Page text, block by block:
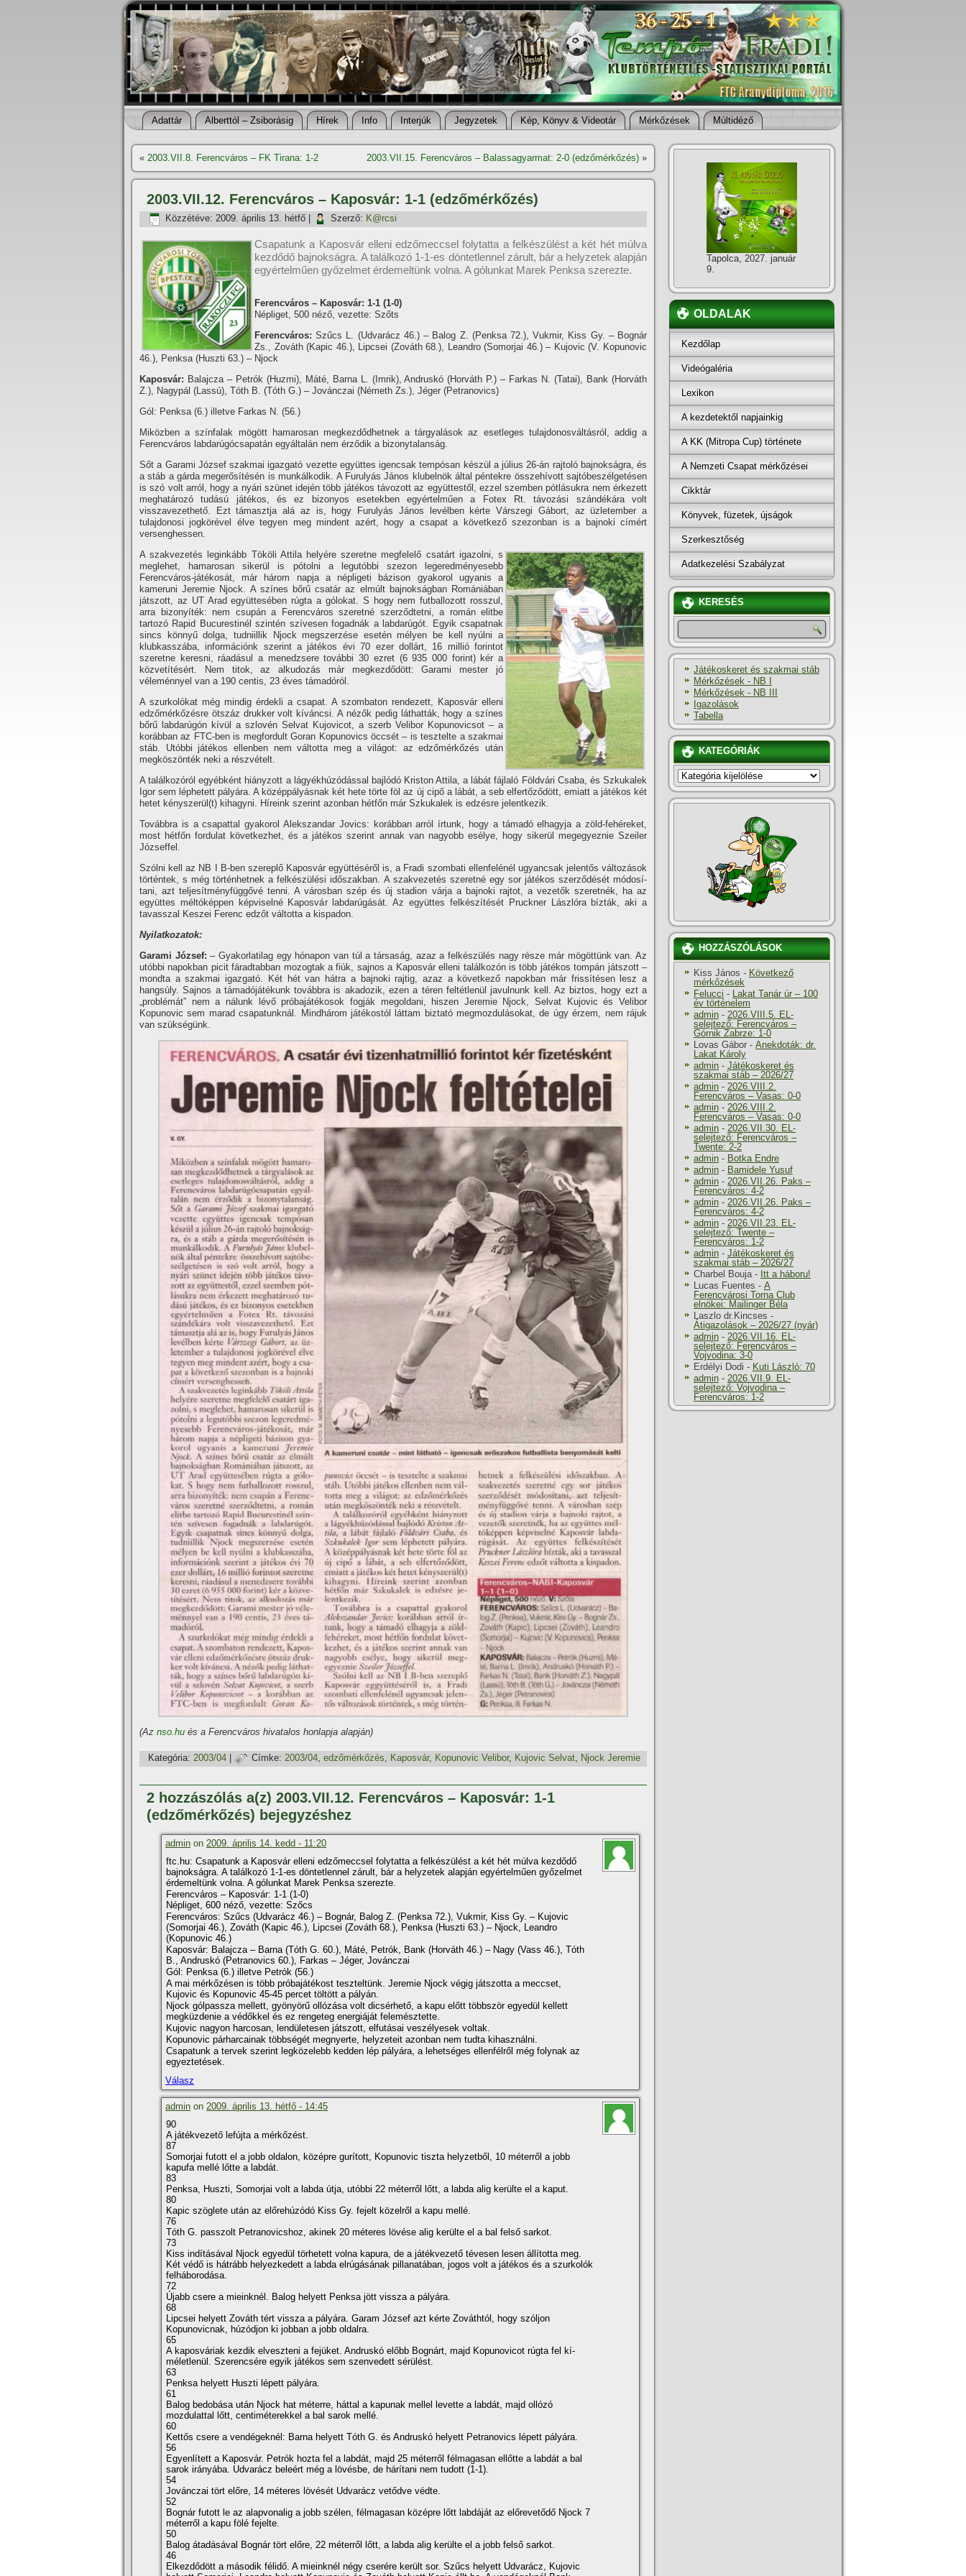
Adattár Alberttól – Zsiborásig Hí­rek Info Interjúk Jegyzetek Kép, Könyv & Videotár Mérkőzések Múltidéző
« 2003.VII.8. Ferencváros – FK Tirana: 1-2 2003.VII.15. Ferencváros – Balassagyarmat: 2-0 (edzőmérkőzés) »
2003.VII.12. Ferencváros – Kaposvár: 1-1 (edzőmérkőzés)
Közzétéve: 2009. április 13. hétfő Szerző: K@rcsi
Csapatunk a Kaposvár elleni edzőmeccsel folytatta a felkészülést a két hét múlva
kezdődő bajnokságra. A találkozó 1-1-es döntetlennel zárult, bár a helyzetek alapján
egyértelműen győzelmet érdemeltünk volna. A gólunkat Marek Penksa szerezte.
Ferencváros – Kaposvár: 1-1 (1-0)
Népliget, 500 néző, vezette: Szőts
Ferencváros:Szűcs L. (Udvarácz 46.) – Balog Z. (Penksa 72.), Vukmir, Kiss Gy. – Bognár
Zs., Zováth (Kapic 46.), Lipcsei (Zováth 68.), Leandro (Somorjai 46.) – Kujovic (V. Kopunovic
46.), Penksa (Huszti 63.) – Njock
Kaposvár: Balajcza – Petrók (Huzmi), Máté, Barna L. (Imrik), Andruskó (Horváth P.) – Farkas N. (Tatai), Bank (Horváth
Z.), Nagypál (Lassú), Tóth B. (Tóth G.) – Jovánczai (Németh Zs.), Jéger (Petranovics)
Gól: Penksa (6.) illetve Farkas N. (56.)
Miközben a szí­nfalak mögött hamarosan megkezdődhetnek a tárgyalások az esetleges tulajdonosváltásról, addig a
Ferencváros labdarúgócsapatán egyáltalán nem érződik a bizonytalanság.
Sőt a Garami József szakmai igazgató vezette együttes igencsak tempósan készül a július 26-án rajtoló bajnokságra, és
a stáb a gárda megerősí­tésén is munkálkodik. A Furulyás János klubelnök által péntekre összehí­vott sajtóbeszélgetésen
is szó volt arról, hogy a nyári szünet idején több játékos távozott az együttestől, ezzel szemben pótlásukra nem érkezett
meghatározó tudású játékos, és ez bizonyos esetekben egyértelműen a Fotex Rt. távozási szándékára volt
visszavezethető. Ezt támasztja alá az is, hogy Furulyás János levélben kérte Várszegi Gábort, az üzletember a
tulajdonosi jogkörével élve tegyen meg mindent azért, hogy a csapat a következő szezonban is a bajnoki cí­mért
versenghessen.
A szakvezetés leginkább Tököli Attila helyére szeretne megfelelő csatárt igazolni, s
meglehet, hamarosan sikerül is pótolni a legutóbbi szezon legeredményesebb
Ferencváros-játékosát, már három napja a népligeti bázison gyakorol ugyanis a
kameruni Jeremie Njock. A szí­nes bőrű csatár az elmúlt bajnokságban Romániában
játszott, az UT Arad együttesében rúgta a gólokat. S hogy nem futballozott rosszul,
arra bizonyí­ték: nem csupán a Ferencváros szeretné szerződtetni, a román elitbe
tartozó Rapid Bucurestinél szintén szí­vesen fogadnák a labdarúgót. Egyik csapatnak
sincs könnyű dolga, tudniillik Njock megszerzése esetén mélyen be kell nyúlni a
klubkasszába, információnk szerint a játékos évi 70 ezer dollárt, 16 millió forintot
szeretne keresni, ráadásul a menedzsere további 30 ezret (6 935 000 forint) kér a
közvetí­tésért. Nem titok, az alkudozás már megkezdődött: Garami mester jó
véleménnyel van a 190 centis, 23 éves támadóról.
A szurkolókat még mindig érdekli a csapat. A szombaton rendezett, Kaposvár elleni
edzőmérkőzésre ötszáz drukker volt kí­váncsi. A nézők pedig láthatták, hogy a szí­nes
bőrű labdarúgón kí­vül a szlovén Selvat Kujovicot, a szerb Velibor Kopunovicsot – a
korábban az FTC-ben is megfordult Goran Kopunovics öccsét – is tesztelte a szakmai
stáb. Utóbbi játékos ellenben nem váltotta meg a világot: az edzőmérkőzés után
megköszönték neki a részvételt.
A találkozóról egyébként hiányzott a lágyékhúzódással bajlódó Kriston Attila, a lábát fájlaló Földvári Csaba, és Szkukalek
Igor sem léphetett pályára. A középpályásnak két hete törte föl az új cipő a lábát, a seb elfertőződött, emiatt a játékos két
hetet kényszerül(t) kihagyni. Hí­reink szerint azonban hétfőn már Szkukalek is edzésre jelentkezik.
Továbbra is a csapattal gyakorol Alekszandar Jovics: korábban arról í­rtunk, hogy a támadó elhagyja a zöld-fehéreket,
most hétfőn fordulat következhet, és a játékos szerint annak van nagyobb esélye, hogy sikerül megegyeznie Szeiler
Józseffel.
Szólni kell az NB I B-ben szereplő Kaposvár együttéséről is, a Fradi szombati ellenfelénél ugyancsak jelentős változások
történtek, s még történhetnek a felkészülési időszakban. A szakvezetés szeretné egy sor játékos szerződését módosí­
tani, azt teljesí­tményfüggővé tenni. A városban szép és új stadion várja a bajnoki rajtot, a vezetők szeretnék, ha az
együttes méltóképpen képviselné Kaposvár labdarúgását. Az együttes felkészí­tését Pruckner Lászlóra bí­zták, aki a
tavasszal Keszei Ferenc edzőt váltotta a kispadon.
Nyilatkozatok:
Garami József: – Gyakorlatilag egy hónapon van túl a társaság, azaz a felkészülés nagy része már mögöttünk van. Az
utóbbi napokban picit fáradtabban mozogtak a fiúk, sajnos a Kaposvár elleni találkozón is több játékos tompán játszott –
mondta a szakmai igazgató. Két hét van hátra a bajnoki rajtig, azaz a következő napokban már frissí­tésen lesz a
hangsúly. Sajnos a támadójátékunk továbbra is akadozik, ezen a téren feltétlenül javulnunk kell. Az biztos, hogy ezt a
„problémát” nem a nálunk lévő próbajátékosok fogják megoldani, hiszen Jeremie Njock, Selvat Kujovic és Velibor
Kopunovic sem marad csapatunknál. Mindhárom játékostól láttam biztató megmozdulásokat, de úgy érzem, nem rájuk
van szükségünk.
(Az nso.hu és a Ferencváros hivatalos honlapja alapján)
Kategória: 2003/04 Címke: 2003/04, edzőmérkőzés, Kaposvár, Kopunovic Velibor, Kujovic Selvat, Njock Jeremie
2 hozzászólás a(z) 2003.VII.12. Ferencváros – Kaposvár: 1-1
(edzőmérkőzés) bejegyzéshez
admin on 2009. április 14. kedd - 11:20
ftc.hu: Csapatunk a Kaposvár elleni edzőmeccsel folytatta a felkészülést a két hét múlva kezdődő
bajnokságra. A találkozó 1-1-es döntetlennel zárult, bár a helyzetek alapján egyértelműen győzelmet
érdemeltünk volna. A gólunkat Marek Penksa szerezte.
Ferencváros – Kaposvár: 1-1 (1-0)
Népliget, 600 néző, vezette: Szőcs
Ferencváros: Szűcs (Udvarácz 46.) – Bognár, Balog Z. (Penksa 72.), Vukmir, Kiss Gy. – Kujovic
(Somorjai 46.), Zováth (Kapic 46.), Lipcsei (Zováth 68.), Penksa (Huszti 63.) – Njock, Leandro
(Kopunovic 46.)
Kaposvár: Balajcza – Barna (Tóth G. 60.), Máté, Petrók, Bank (Horváth 46.) – Nagy (Vass 46.), Tóth
B., Andruskó (Petranovics 60.), Farkas – Jéger, Jovánczai
Gól: Penksa (6.) illetve Petrók (56.)
A mai mérkőzésen is több próbajátékost teszteltünk. Jeremie Njock végig játszotta a meccset,
Kujovic és Kopunovic 45-45 percet töltött a pályán.
Njock gólpassza mellett, gyönyörű ollózása volt dicsérhető, a kapu előtt többször egyedül kellett
megküzdenie a védőkkel és ez rengeteg energiáját felemésztette.
Kujovic nagyon harcosan, lendületesen játszott, elfutásai veszélyesek voltak.
Kopunovic párharcainak többségét megnyerte, helyzeteit azonban nem tudta kihasználni.
Csapatunk a tervek szerint legközelebb kedden lép pályára, a lehetséges ellenfélről még folynak az
egyeztetések.
Válasz
admin on 2009. április 13. hétfő - 14:45
90
A játékvezető lefújta a mérkőzést.
87
Somorjai futott el a jobb oldalon, középre gurí­tott, Kopunovic tiszta helyzetből, 10 méterről a jobb
kapufa mellé lőtte a labdát.
83
Penksa, Huszti, Somorjai volt a labda útja, utóbbi 22 méterről lőtt, a labda alig kerülte el a kaput.
80
Kapic szöglete után az előrehúzódó Kiss Gy. fejelt közelről a kapu mellé.
76
Tóth G. passzolt Petranovicshoz, akinek 20 méteres lövése alig kerülte el a bal felső sarkot.
73
Kiss indí­tásával Njock egyedül törhetett volna kapura, de a játékvezető tévesen lesen állí­totta meg.
Két védő is hátrább helyezkedett a labda elrúgásának pillanatában, jogos volt a játékos és a szurkolók
felháborodása.
72
Újabb csere a mieinknél. Balog helyett Penksa jött vissza a pályára.
68
Lipcsei helyett Zováth tért vissza a pályára. Garam József azt kérte Zováthtól, hogy szóljon
Kopunovicnak, húzódjon ki jobban a jobb oldalra.
65
A kaposváriak kezdik elveszteni a fejüket. Andruskó előbb Bognárt, majd Kopunovicot rúgta fel kí­
méletlenül. Szerencsére egyik játékos sem szenvedett sérülést.
63
Penksa helyett Huszti lépett pályára.
61
Balog bedobása után Njock hat méterre, háttal a kapunak mellel levette a labdát, majd ollózó
mozdulattal lőtt, centiméterekkel a bal sarok mellé.
60
Kettős csere a vendégeknél: Barna helyett Tóth G. és Andruskó helyett Petranovics lépett pályára.
56
Egyenlí­tett a Kaposvár. Petrók hozta fel a labdát, majd 25 méterről félmagasan ellőtte a labdát a bal
sarok irányába. Udvarácz beleért még a lövésbe, de hárí­tani nem tudott (1-1).
54
Jovánczai tört előre, 14 méteres lövését Udvarácz vetődve védte.
52
Bognár futott le az alapvonalig a jobb szélen, félmagasan középre lőtt labdáját az előrevetődő Njock 7
méterről a kapu fölé fejelte.
50
Balog átadásával Bognár tört előre, 22 méterről lőtt, a labda alig kerülte el a jobb felső sarkot.
46
Elkezdődött a második félidő. A mieinknél négy cserére került sor. Szűcs helyett Udvarácz, Kujovic
Tapolca, 2027. január
9.
OLDALAK
Kezdőlap
Videógaléria
Lexikon
A kezdetektől napjainkig
A KK (Mitropa Cup) története
A Nemzeti Csapat mérkőzései
Cikktár
Könyvek, füzetek, újságok
Szerkesztőség
Adatkezelési Szabályzat
KERESÉS
Játékoskeret és szakmai stáb
Mérkőzések - NB I
Mérkőzések - NB III
Igazolások
Tabella
KATEGÓRIÁK
KATEGÓRIÁK
HOZZÁSZÓLÁSOK
Kiss János - Következő
mérkőzések
Felucci - Lakat Tanár úr – 100
év történelem
admin - 2026.VIII.5. EL-
selejtező: Ferencváros –
Górnik Zabrze: 1-0
Lovas Gábor - Anekdoták: dr.
Lakat Károly
admin - Játékoskeret és
szakmai stáb – 2026/27
admin - 2026.VIII.2.
Ferencváros – Vasas: 0-0
admin - 2026.VIII.2.
Ferencváros – Vasas: 0-0
admin - 2026.VII.30. EL-
selejtező: Ferencváros –
Twente: 2-2
admin - Botka Endre
admin - Bamidele Yusuf
admin - 2026.VII.26. Paks –
Ferencváros: 4-2
admin - 2026.VII.26. Paks –
Ferencváros: 4-2
admin - 2026.VII.23. EL-
selejtező: Twente –
Ferencváros: 1-2
admin - Játékoskeret és
szakmai stáb – 2026/27
Charbel Bouja- Itt a háboru!
Lucas Fuentes - A
Ferencvárosi Torna Club
elnökei: Mailinger Béla
Laszlo dr.Kincses -
Átigazolások – 2026/27 (nyár)
admin - 2026.VII.16. EL-
selejtező: Ferencváros –
Vojvodina: 3-0
Erdélyi Dodi - Kuti László: 70
admin - 2026.VII.9. EL-
selejtező: Vojvodina –
Ferencváros: 1-2